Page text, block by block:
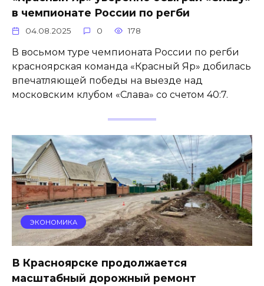
в чемпионате России по регби
04.08.2025 0 178
В восьмом туре чемпионата России по регби
красноярская команда «Красный Яр» добилась
впечатляющей победы на выезде над
московским клубом «Слава» со счетом 40:7.
ЭКОНОМИКА
В Красноярске продолжается
масштабный дорожный ремонт